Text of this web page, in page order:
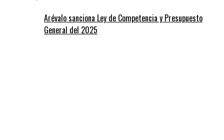
Arévalo sanciona Ley de Competencia y Presupuesto
General del 2025